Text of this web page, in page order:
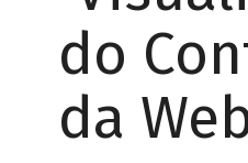
do
da